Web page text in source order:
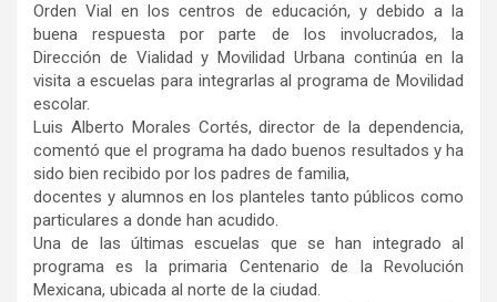
Orden Vial en los centros de educación, y debido a la
buena respuesta por parte de los involucrados, la
Dirección de Vialidad y Movilidad Urbana continúa en la
visita a escuelas para integrarlas al programa de Movilidad
escolar.
Luis Alberto Morales Cortés, director de la dependencia,
comentó que el programa ha dado buenos resultados y ha
sido bien recibido por los padres de familia,
docentes y alumnos en los planteles tanto públicos como
particulares a donde han acudido.
Una de las últimas escuelas que se han integrado al
programa es la primaria Centenario de la Revolución
Mexicana, ubicada al norte de la ciudad.